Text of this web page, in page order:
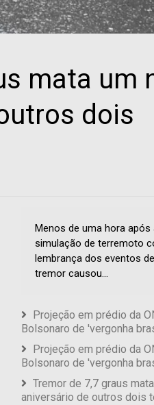
mata um
dois
Menos de uma hora
simulação de terremoto
lembrança dos eventos
tremor causou...
Projeção em prédio da
Bolsonaro de 'vergonha
Projeção em prédio da
Bolsonaro de 'vergonha
Tremor de 7,7 graus
aniversário de outros dois